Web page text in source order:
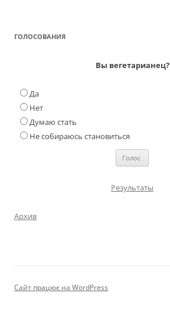
ГОЛОСОВАНИЯ
Вы вегетарианец?
Да
Нет
Думаю стать
Не собираюсь становиться
Результаты
Архив
Сайт працює на WordPress